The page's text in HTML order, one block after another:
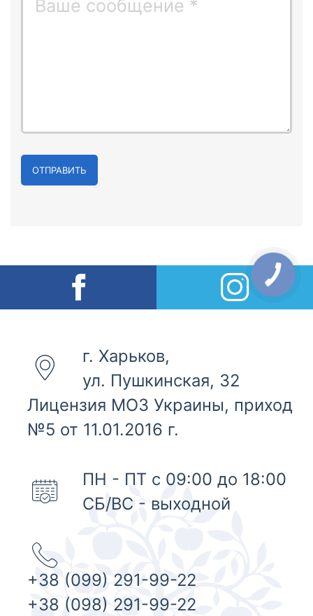
ОТПРАВИТЬ
г. Харьков,
ул. Пушкинская, 32
Лицензия МОЗ Украины, приход
№5 от 11.01.2016 г.
ПН - ПТ с 09:00 до 18:00
СБ/ВС - выходной
+38 (099) 291-99-22
+38 (098) 291-99-22